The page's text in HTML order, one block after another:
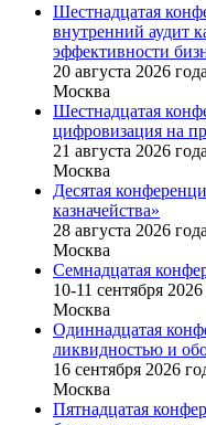
Шестнадцатая
внутренний аудит
эффективности
20 августа 2026 года
Москва
Шестнадцатая
цифровизация на
21 августа 2026 года
Москва
Десятая
казначейства»
28 августа 2026 года
Москва
Семнадцатая
10-11 сентября 2026
Москва
Одиннадцатая
ликвидностью и
16 cентября 2026
Москва
Пятнадцатая